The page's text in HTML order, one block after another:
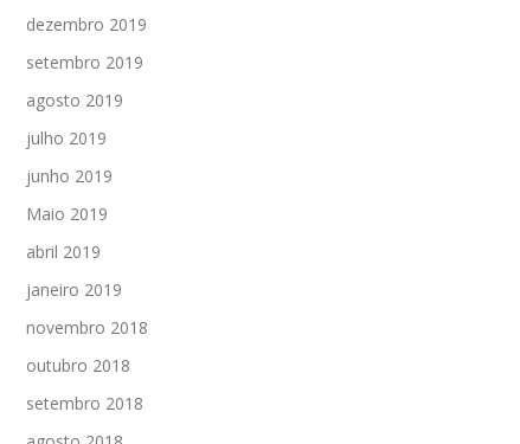
dezembro 2019
setembro 2019
agosto 2019
julho 2019
junho 2019
Maio 2019
abril 2019
janeiro 2019
novembro 2018
outubro 2018
setembro 2018